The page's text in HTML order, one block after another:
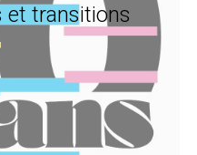
et transitions